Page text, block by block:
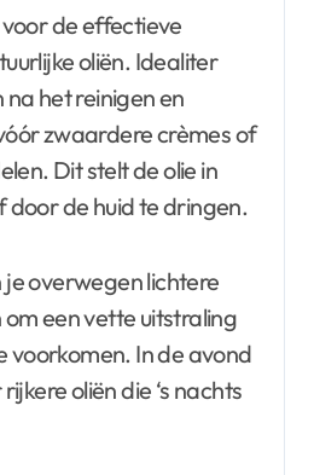
de effectieve
oliën. Idealiter
het reinigen en
zwaardere crèmes of
Dit stelt de olie in
de huid te dringen.
je overwegen lichtere
een vette uitstraling
voorkomen. In de avond
oliën die ‘s nachts